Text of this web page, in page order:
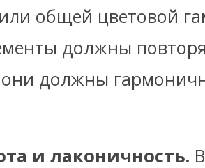
общей цветовой
должны
должны
и лаконичность.